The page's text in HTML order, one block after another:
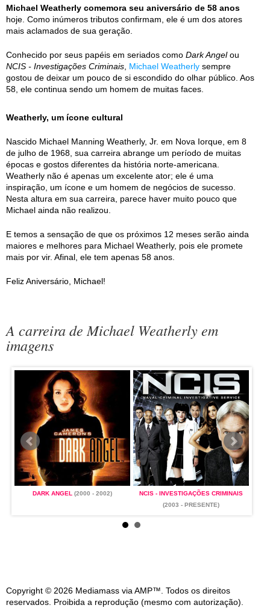
Michael Weatherly comemora seu aniversário de 58 anos
hoje. Como inúmeros tributos confirmam, ele é um dos atores
mais aclamados de sua geração.
Conhecido por seus papéis em seriados como Dark Angelou
NCIS - Investigações Criminais Michael Weatherly sempre
gostou de deixar um pouco de si escondido do olhar público. Aos
58, ele continua sendo um homem de muitas faces.
Weatherly, um ícone cultural
Nascido Michael Manning Weatherly, Jr. em Nova Iorque, em 8
de julho de 1968, sua carreira abrange um período de muitas
épocas e gostos diferentes da história norte-americana.
Weatherly não é apenas um excelente ator; ele é uma
inspiração, um ícone e um homem de negócios de sucesso.
Nesta altura em sua carreira, parece haver muito pouco que
Michael ainda não realizou.
E temos a sensação de que os próximos 12 meses serão ainda
maiores e melhores para Michael Weatherly, pois ele promete
mais por vir. Afinal, ele tem apenas 58 anos.
Feliz Aniversário, Michael!
A carreira de Michael Weatherly em
imagens
DARK ANGEL (2000 - 2002)
NCIS - INVESTIGAÇÕES CRIMINAIS
(2003 - PRESENTE)
Copyright © 2026 Mediamass via AMP™. Todos os direitos
reservados. Proibida a reprodução (mesmo com autorização).